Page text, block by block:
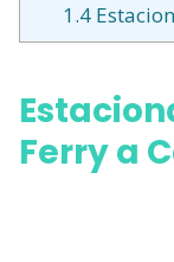
1.4
Ferry a